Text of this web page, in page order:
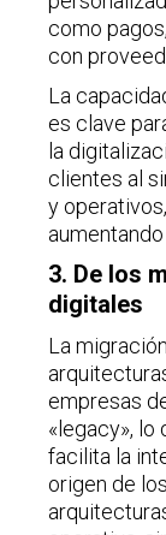
como
con
La
es clave
la
clientes al
y
3. De los
digitales
La
empresas
«legacy», lo
facilita la
origen de